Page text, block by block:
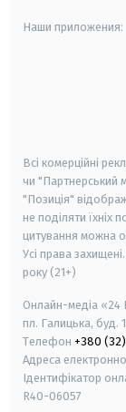
Наши приложения:
Всі комерційні
чи "Партнерський
"Позиція"
не поділяти їхніх
цитування можна
Усі права захищені.
року (21+)
Онлайн-медіа «24
пл. Галицька, буд.
Телефон +380
Адреса
Ідентифікатор
R40-06057